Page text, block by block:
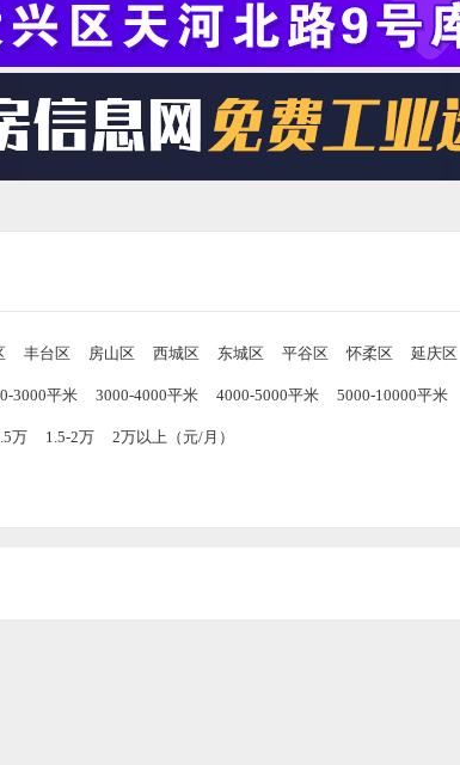
丰台区 房山区 西城区 东城区 平谷区 怀柔区 延庆区
3000平米 3000-4000平米 4000-5000平米 5000-10000平米
万 1.5-2万 2万以上（元/月）